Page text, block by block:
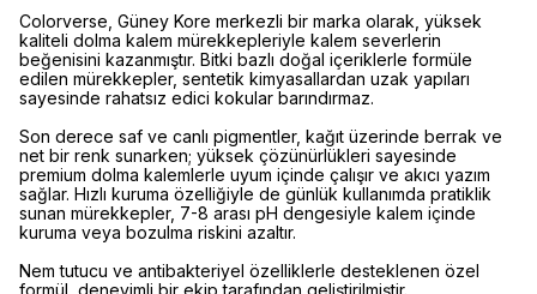
Colorverse, Güney Kore merkezli bir marka olarak, yüksek
kaliteli dolma kalem mürekkepleriyle kalem severlerin
beğenisini kazanmıştır. Bitki bazlı doğal içeriklerle formüle
edilen mürekkepler, sentetik kimyasallardan uzak yapıları
sayesinde rahatsız edici kokular barındırmaz.
Son derece saf ve canlı pigmentler, kağıt üzerinde berrak ve
net bir renk sunarken; yüksek çözünürlükleri sayesinde
premium dolma kalemlerle uyum içinde çalışır ve akıcı yazım
sağlar. Hızlı kuruma özelliğiyle de günlük kullanımda pratiklik
sunan mürekkepler, 7-8 arası pH dengesiyle kalem içinde
kuruma veya bozulma riskini azaltır.
Nem tutucu ve antibakteriyel özelliklerle desteklenen özel
formül, deneyimli bir ekip tarafından geliştirilmiştir.